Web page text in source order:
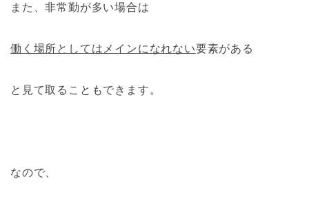
また、非常勤が多い場合は
働く場所としてはメインになれない要素がある
と見て取ることもできます。
なので、